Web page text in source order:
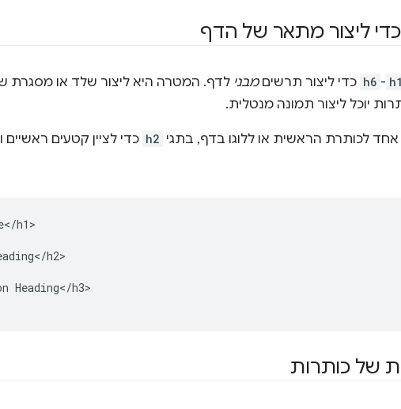
ליצור מתאר של הדף
h1
-
h6 כדי ליצור תרשיםמבני לדף. המטרה היא ליצור שלד או מסגרת
יוכל ליצור תמונה מנטלית.
אחד לכותרת הראשית או ללוגו בדף, בתגי h2 כדי לציין קטעים ראשיים
h1>
h2>
Heading</h3>
של כותרות